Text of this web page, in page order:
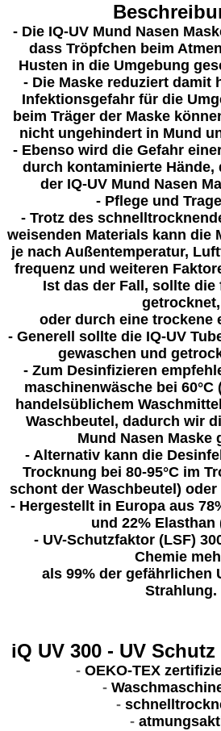
- Die IQ-UV Mund Nasen
dass Tröpfchen beim
Husten in die Umgebung
- Die Maske reduziert damit
Infektionsgefahr für die
beim Träger der Maske
nicht ungehindert in Mund
- Ebenso wird die Gefahr
durch kontaminierte Hände,
der IQ-UV Mund Nasen
- Pflege und
- Trotz des
weisenden Materials kann die
je nach Außentemperatur,
frequenz und weiteren
Ist das der Fall, sollte die
getrocknet,
oder durch eine trockene
- Generell sollte die IQ-UV
gewaschen und
- Zum Desinfizieren
maschinenwäsche bei
handelsüblichem
Waschbeutel, dadurch wir
Mund Nasen Maske
- Alternativ kann die
Trocknung bei 80-95°C im
schont der Waschbeutel)
- Hergestellt in Europa aus
und 22% Elasthan
- UV-Schutzfaktor (LSF)
Chemie
als 99% der gefährlichen
Strahlung.
iQ UV 300 - UV
-OEKO-TEX
-
-
-